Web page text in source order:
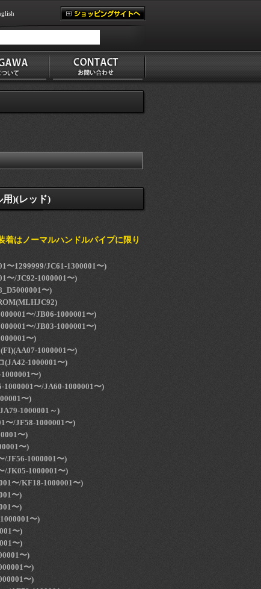
)(レッド)
着はノーマルハンドルパイプに限り
〜1299999/JC61-1300001〜)
〜/JC92-1000001〜)
〜)
〜/JB06-1000001〜)
〜/JB03-1000001〜)
〜)
1000001〜)
(JA42-1000001〜)
〜)
1000001〜/JA60-1000001〜)
〜)
1000001～)
〜/JF58-1000001〜)
〜)
〜)
/JF56-1000001〜)
/JK05-1000001〜)
〜/KF18-1000001〜)
〜)
〜)
〜)
〜)
〜)
〜)
〜)
〜)